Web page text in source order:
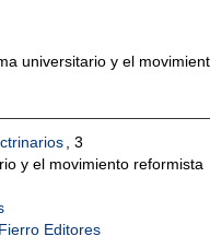
universitario y el
, 3
y el movimiento reformista
Editores